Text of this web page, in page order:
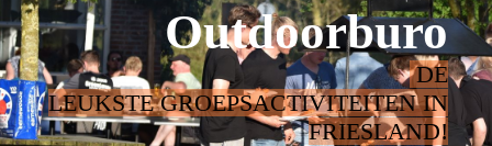
Outdoorburo
DE
LEUKSTE GROEPSACTIVITEITEN IN
FRIESLAND!